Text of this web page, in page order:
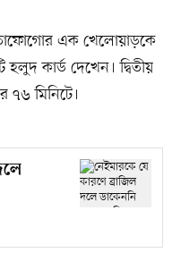
এক খেলোয়াড়কে
হলুদ কার্ড দেখেন। দ্বিতীয়
৭৬ মিনিটে।